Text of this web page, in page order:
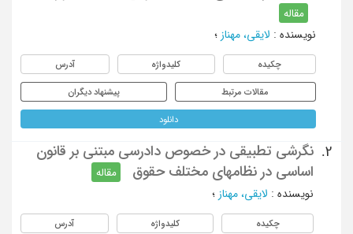
مقاله
نویسنده : لایقی، مهناز ؛
چکیده کلیدواژه آدرس
مقالات مرتبط پیشنهاد دیگران
دانلود
2.
نگرشی تطبیقی در خصوص دادرسی مبتنی بر قانون
اساسی در نظامهای مختلف حقوق
مقاله
نویسنده : لایقی، مهناز ؛
چکیده کلیدواژه آدرس